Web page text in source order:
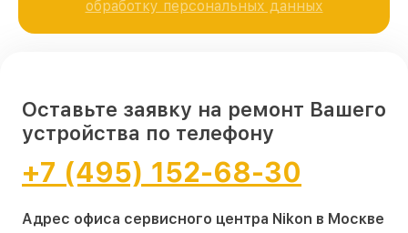
обработку персональных данных
Оставьте заявку на ремонт Вашего
устройства по телефону
+7 (495) 152-68-30
Адрес офиса сервисного центра Nikon в Москве